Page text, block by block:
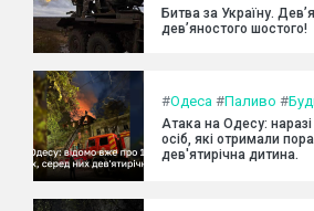
Битва за Україну.
дев’яностого шостого!
#Одеса #Паливо #
Атака на Одесу: наразі
осіб, які отримали
дев'ятирічна дитина.